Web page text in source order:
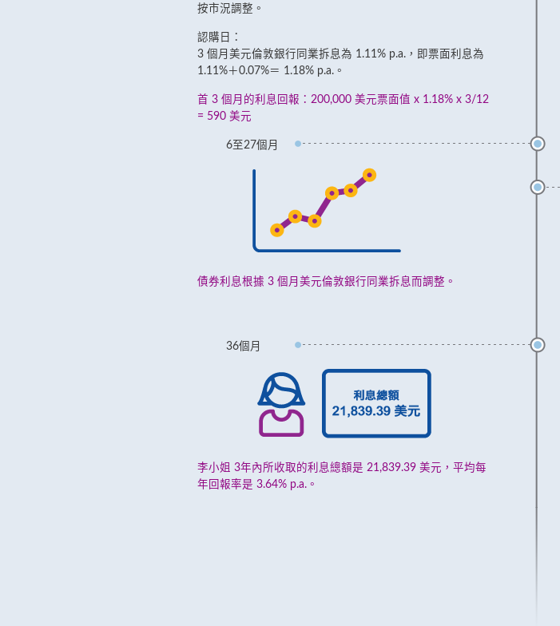
按市況調整。
認購日：
3 個月美元倫敦銀行同業拆息為 1.11% p.a.，即票面利息為
1.11%＋0.07%＝ 1.18% p.a.。
首 3 個月的利息回報：200,000 美元票面值 x 1.18% x 3/12
= 590 美元
6至27個月
債券利息根據 3 個月美元倫敦銀行同業拆息而調整。
36個月
李小姐 3年內所收取的利息總額是 21,839.39 美元，平均每
年回報率是 3.64% p.a.。